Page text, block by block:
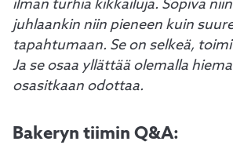
ilman turhia kikkailuja. Sopiva
juhlaankin niin pieneen kuin
tapahtumaan. Se on selkeä,
Ja se osaa yllättää olemalla
osasitkaan odottaa.
Bakeryn tiimin Q&A: